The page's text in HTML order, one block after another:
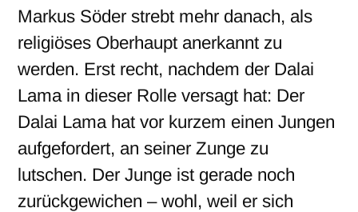
Markus Söder strebt mehr danach, als
religiöses Oberhaupt anerkannt zu
werden. Erst recht, nachdem der Dalai
Lama in dieser Rolle versagt hat: Der
Dalai Lama hat vor kurzem einen Jungen
aufgefordert, an seiner Zunge zu
lutschen. Der Junge ist gerade noch
zurückgewichen – wohl, weil er sich